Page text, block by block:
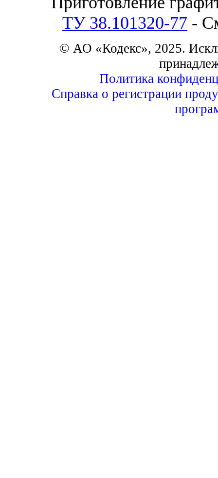
ТУ 38.101320-77 -
© АО «Кодекс», 2025.
Политика
Справка о регистрации